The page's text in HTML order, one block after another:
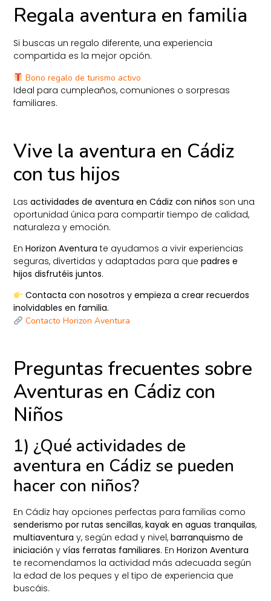
Regala aventura en familia
Si buscas un regalo diferente, una experiencia
compartida es la mejor opción.
Bono regalo de turismo activo
Ideal para cumpleaños, comuniones o sorpresas
familiares.
Vive la aventura en Cádiz
con tus hijos
Lasactividades de aventura en Cádiz con niños son una
oportunidad única para compartir tiempo de calidad,
naturaleza y emoción.
EnHorizon Aventura te ayudamos a vivir experiencias
seguras, divertidas y adaptadas para quepadres e
hijos disfrutéis juntos.
Contacta con nosotros y empieza a crear recuerdos
inolvidables en familia.
Contacto Horizon Aventura
Preguntas frecuentes sobre
Aventuras en Cádiz con
Niños
1) ¿Qué actividades de
aventura en Cádiz se pueden
hacer con niños?
En Cádiz hay opciones perfectas para familias como
senderismo por rutas sencillas,kayak en aguas tranquilas,
multiaventura y, según edad y nivel,barranquismo de
iniciación yvías ferratas familiares. EnHorizon Aventura
te recomendamos la actividad más adecuada según
la edad de los peques y el tipo de experiencia que
buscáis.